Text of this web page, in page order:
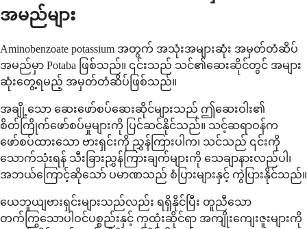
အမည်များ
Aminobenzoate potassium အတွက် အသုံးအများဆုံး အမှတ်တံဆိပ်
အမည်မှာ Potaba ဖြစ်သည်။ ၎င်းသည် သင်၏ဆေးဆိုင်တွင် အများ
ဆုံးတွေ့ရမည့် အမှတ်တံဆိပ်ဖြစ်သည်။
အချို့သော ဆေးဖော်စပ်ဆေးဆိုင်များသည် ဤဆေးဝါး၏
စိတ်ကြိုက်ဖော်စပ်မှုများကို ပြင်ဆင်နိုင်သည်။ သင့်ဆရာဝန်က
ဖော်စပ်ထားသော ဗားရှင်းကို ညွှန်ကြားပါက၊ သင်သည် ၎င်းကို
သောက်သုံးရန် သီးခြားညွှန်ကြားချက်များကို သေချာနားလည်ပါ၊
အဘယ်ကြောင့်ဆိုသော် ပမာဏသည် စံပြားများနှင့် ကွဲပြားနိုင်သည်။
ယေဘူယျဗားရှင်းများသည်လည်း ရရှိနိုင်ပြီး တူညီသော
တက်ကြွသောပါဝင်ပစ္စည်းနှင့် ကုထုံးဆိုင်ရာ အကျိုးကျေးဇူးများကို